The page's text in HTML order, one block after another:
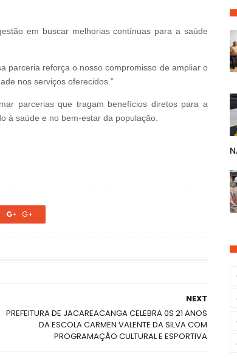
em buscar melhorias contínuas para a saúde
parceria reforça o nosso compromisso de ampliar o
nos serviços oferecidos.”
parcerias que tragam benefícios diretos para a
à saúde e no bem-estar da população.
G+
NEXT
PREFEITURA DE JACAREACANGA CELEBRA 0S 21 ANOS
DA ESCOLA CARMEN VALENTE DA SILVA COM
PROGRAMAÇÃO CULTURAL E ESPORTIVA